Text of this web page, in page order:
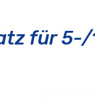
für